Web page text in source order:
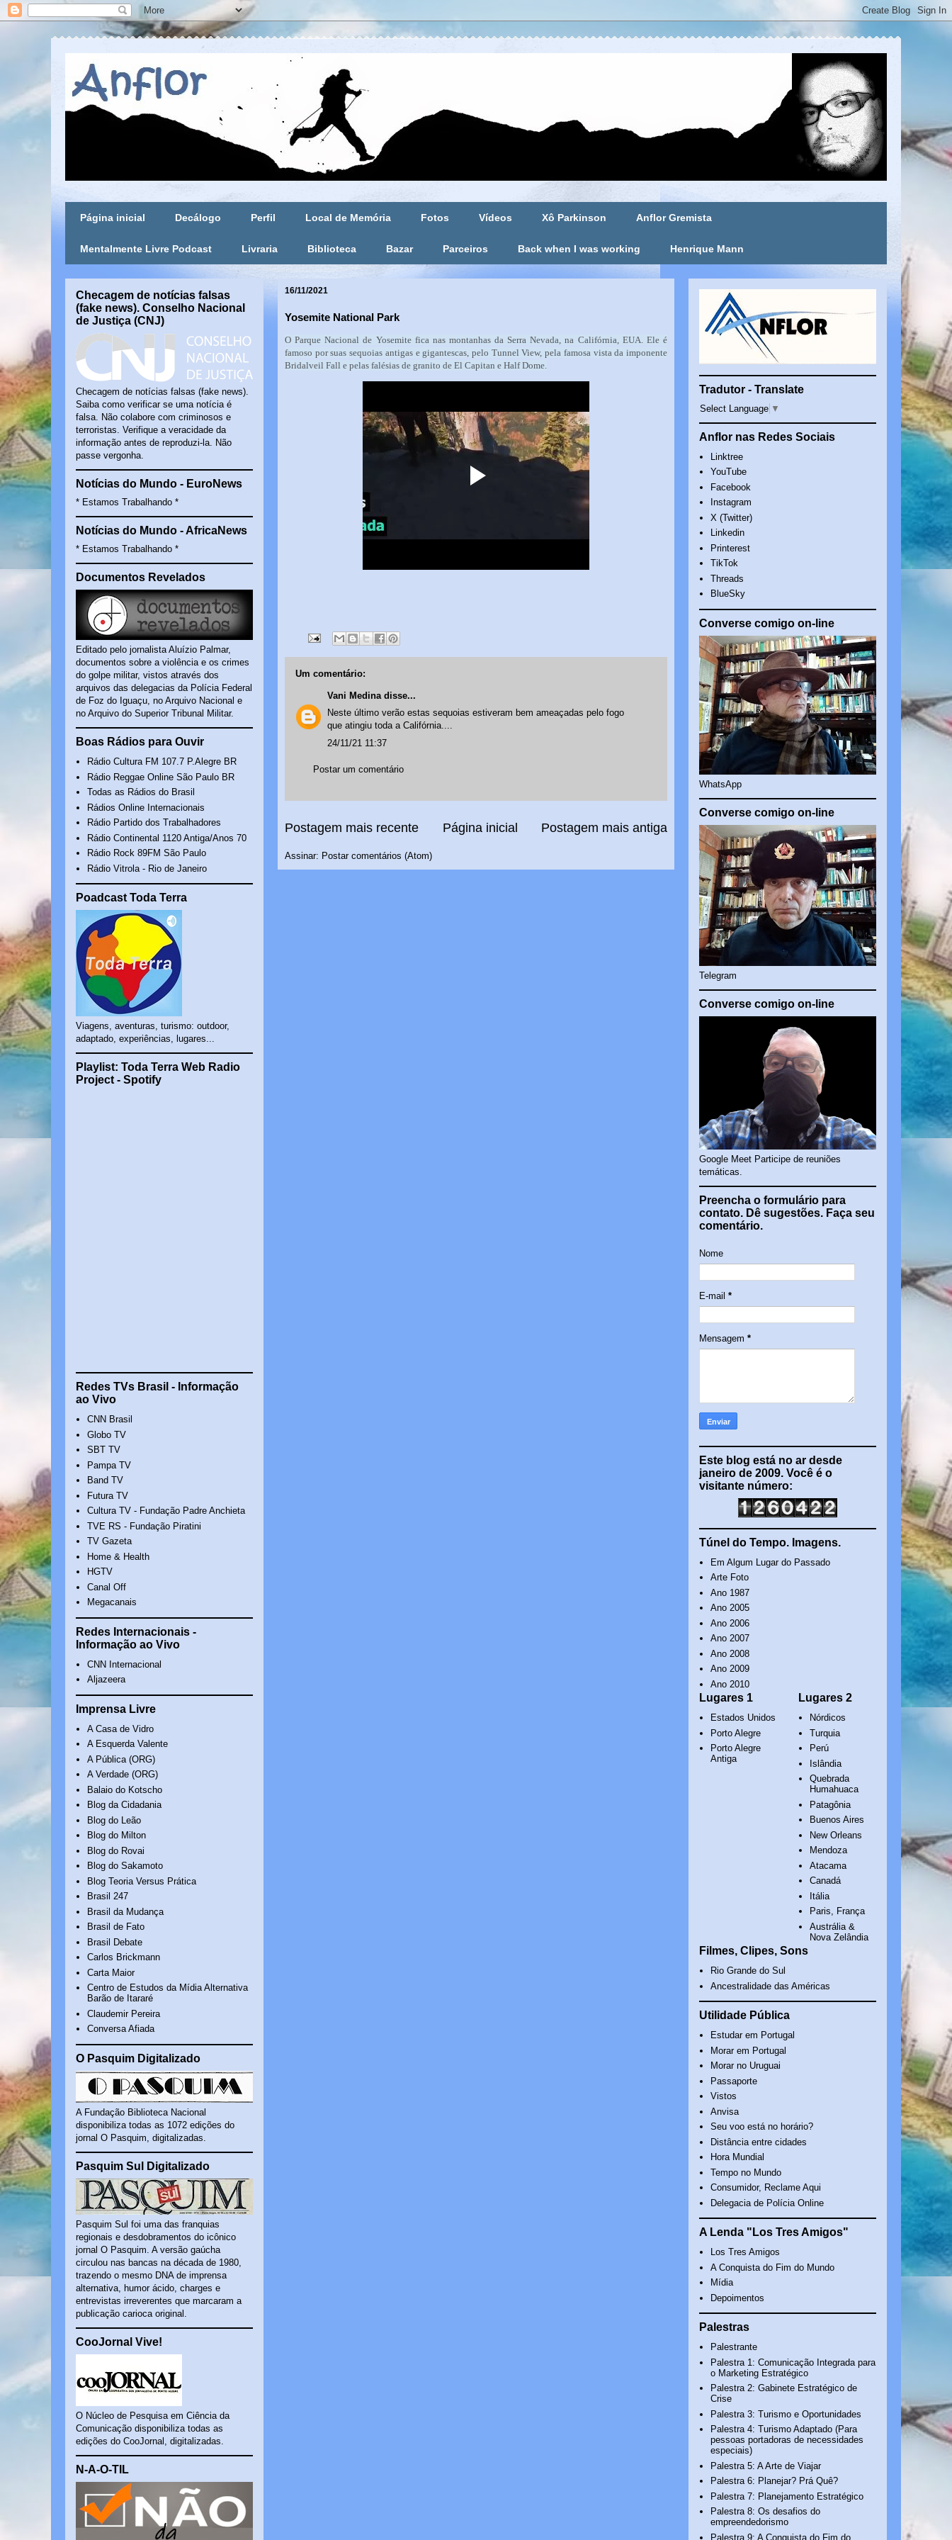
Página inicial Decálogo Perfil Local de Memória Fotos Vídeos Xô Parkinson Anflor Gremista
Mentalmente Livre Podcast Livraria Biblioteca Bazar Parceiros Back when I was working Henrique Mann
16/11/2021
Yosemite National Park
O Parque Nacional de Yosemite fica nas montanhas da Serra Nevada, na Califórnia, EUA. Ele é
famoso por suas sequoias antigas e gigantescas, pelo Tunnel View, pela famosa vista da imponente
Bridalveil Fall e pelas falésias de granito de El Capitan e Half Dome.
Um comentário:
Vani Medina disse...
Neste último verão estas sequoias estiveram bem ameaçadas pelo fogo
que atingiu toda a Califórnia....
24/11/21 11:37
Postar um comentário
Postagem mais recente Postagem mais antiga
Página inicial
Assinar: Postar comentários (Atom)
Checagem de notícias falsas
(fake news). Conselho Nacional
de Justiça (CNJ)
Checagem de notícias falsas (fake news).
Saiba como verificar se uma notícia é
falsa. Não colabore com criminosos e
terroristas. Verifique a veracidade da
informação antes de reproduzi-la. Não
passe vergonha.
Notícias do Mundo - EuroNews
* Estamos Trabalhando *
Notícias do Mundo - AfricaNews
* Estamos Trabalhando *
Documentos Revelados
Editado pelo jornalista Aluízio Palmar,
documentos sobre a violência e os crimes
do golpe militar, vistos através dos
arquivos das delegacias da Polícia Federal
de Foz do Iguaçu, no Arquivo Nacional e
no Arquivo do Superior Tribunal Militar.
Boas Rádios para Ouvir
Rádio Cultura FM 107.7 P.Alegre BR
Rádio Reggae Online São Paulo BR
Todas as Rádios do Brasil
Rádios Online Internacionais
Rádio Partido dos Trabalhadores
Rádio Continental 1120 Antiga/Anos 70
Rádio Rock 89FM São Paulo
Rádio Vitrola - Rio de Janeiro
Poadcast Toda Terra
Viagens, aventuras, turismo: outdoor,
adaptado, experiências, lugares...
Playlist: Toda Terra Web Radio
Project - Spotify
Redes TVs Brasil - Informação
ao Vivo
CNN Brasil
Globo TV
SBT TV
Pampa TV
Band TV
Futura TV
Cultura TV - Fundação Padre Anchieta
TVE RS - Fundação Piratini
TV Gazeta
Home & Health
HGTV
Canal Off
Megacanais
Redes Internacionais -
Informação ao Vivo
CNN Internacional
Aljazeera
Imprensa Livre
A Casa de Vidro
A Esquerda Valente
A Pública (ORG)
A Verdade (ORG)
Balaio do Kotscho
Blog da Cidadania
Blog do Leão
Blog do Milton
Blog do Rovai
Blog do Sakamoto
Blog Teoria Versus Prática
Brasil 247
Brasil da Mudança
Brasil de Fato
Brasil Debate
Carlos Brickmann
Carta Maior
Centro de Estudos da Mídia Alternativa
Barão de Itararé
Claudemir Pereira
Conversa Afiada
O Pasquim Digitalizado
A Fundação Biblioteca Nacional
disponibiliza todas as 1072 edições do
jornal O Pasquim, digitalizadas.
Pasquim Sul Digitalizado
Pasquim Sul foi uma das franquias
regionais e desdobramentos do icônico
jornal O Pasquim. A versão gaúcha
circulou nas bancas na década de 1980,
trazendo o mesmo DNA de imprensa
alternativa, humor ácido, charges e
entrevistas irreverentes que marcaram a
publicação carioca original.
CooJornal Vive!
O Núcleo de Pesquisa em Ciência da
Comunicação disponibiliza todas as
edições do CooJornal, digitalizadas.
N-A-O-TIL
Tradutor - Translate
Select Language ▼
Anflor nas Redes Sociais
Linktree
YouTube
Facebook
Instagram
X (Twitter)
Linkedin
Printerest
TikTok
Threads
BlueSky
Converse comigo on-line
WhatsApp
Converse comigo on-line
Telegram
Converse comigo on-line
Google Meet Participe de reuniões
temáticas.
Preencha o formulário para
contato. Dê sugestões. Faça seu
comentário.
Nome
E-mail *
Mensagem *
Este blog está no ar desde
janeiro de 2009. Você é o
visitante número:
Túnel do Tempo. Imagens.
Em Algum Lugar do Passado
Arte Foto
Ano 1987
Ano 2005
Ano 2006
Ano 2007
Ano 2008
Ano 2009
Ano 2010
Lugares 1
Estados Unidos
Porto Alegre
Porto Alegre
Antiga
Lugares 2
Nórdicos
Turquia
Perú
Islândia
Quebrada
Humahuaca
Patagônia
Buenos Aires
New Orleans
Mendoza
Atacama
Canadá
Itália
Paris, França
Austrália &
Nova Zelândia
Filmes, Clipes, Sons
Rio Grande do Sul
Ancestralidade das Américas
Utilidade Pública
Estudar em Portugal
Morar em Portugal
Morar no Uruguai
Passaporte
Vistos
Anvisa
Seu voo está no horário?
Distância entre cidades
Hora Mundial
Tempo no Mundo
Consumidor, Reclame Aqui
Delegacia de Polícia Online
A Lenda "Los Tres Amigos"
Los Tres Amigos
A Conquista do Fim do Mundo
Mídia
Depoimentos
Palestras
Palestrante
Palestra 1: Comunicação Integrada para
o Marketing Estratégico
Palestra 2: Gabinete Estratégico de
Crise
Palestra 3: Turismo e Oportunidades
Palestra 4: Turismo Adaptado (Para
pessoas portadoras de necessidades
especiais)
Palestra 5: A Arte de Viajar
Palestra 6: Planejar? Prá Quê?
Palestra 7: Planejamento Estratégico
Palestra 8: Os desafios do
empreendedorismo
Palestra 9: A Conquista do Fim do